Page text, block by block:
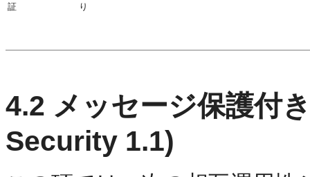
証
り
4.2 メッセージ保護付
Security 1.1)